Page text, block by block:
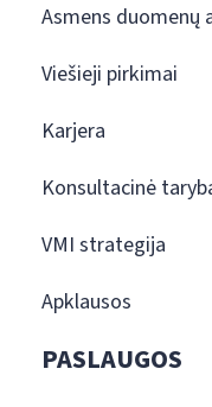
Asmens duomenų
Viešieji pirkimai
Karjera
Konsultacinė
VMI strategija
Apklausos
PASLAUGOS